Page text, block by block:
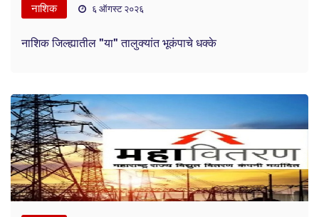
नाशिक ६ ऑगस्ट २०२६
नाशिक जिल्ह्यातील "या" तालुक्यांत भूकंपाचे धक्के